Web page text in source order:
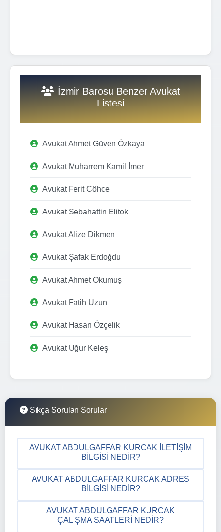
İzmir Barosu Benzer Avukat
Listesi
Avukat Ahmet Güven Özkaya
Avukat Muharrem Kamil İmer
Avukat Ferit Cöhce
Avukat Sebahattin Elitok
Avukat Alize Dikmen
Avukat Şafak Erdoğdu
Avukat Ahmet Okumuş
Avukat Fatih Uzun
Avukat Hasan Özçelik
Avukat Uğur Keleş
Sıkça Sorulan Sorular
AVUKAT ABDULGAFFAR KURCAK İLETIŞIM
BILGISI NEDIR?
AVUKAT ABDULGAFFAR KURCAK ADRES
BILGISI NEDIR?
AVUKAT ABDULGAFFAR KURCAK
ÇALIŞMA SAATLERI NEDIR?